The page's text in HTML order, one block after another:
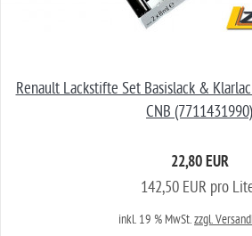
Renault Lackstifte Set Basislack &
CNB (7711431990)
22,80 EUR
142,50 EUR pro
inkl. 19 % MwSt.zzgl.